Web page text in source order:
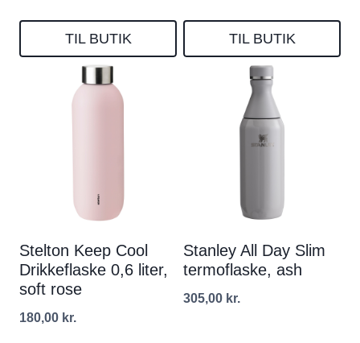
TIL BUTIK TIL BUTIK
Stelton Keep Cool
Drikkeflaske 0,6 liter,
soft rose
180,00 kr.
Stanley All Day Slim
termoflaske, ash
305,00 kr.